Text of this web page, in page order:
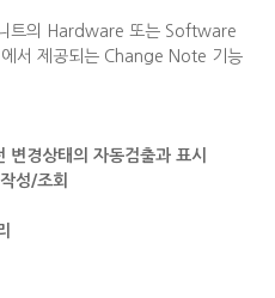
트의 Hardware 또는 Software
서 제공되는 Change Note 기능
변경상태의 자동검출과 표시
성/조회